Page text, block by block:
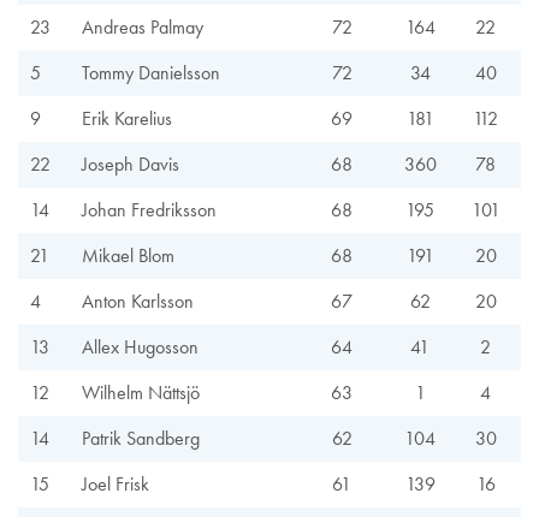
23
Andreas Palmay 72 164
22
5
Tommy Danielsson 72 34
40
9
Erik Karelius 69 181
112
22
Joseph Davis 68 360
78
14
Johan Fredriksson 68 195
101
21
Mikael Blom 68 191
20
4
Anton Karlsson 67 62
20
13
Allex Hugosson 64 41
2
12
Wilhelm Nättsjö 63 1
4
14
Patrik Sandberg 62 104
30
15
Joel Frisk 61 139 16